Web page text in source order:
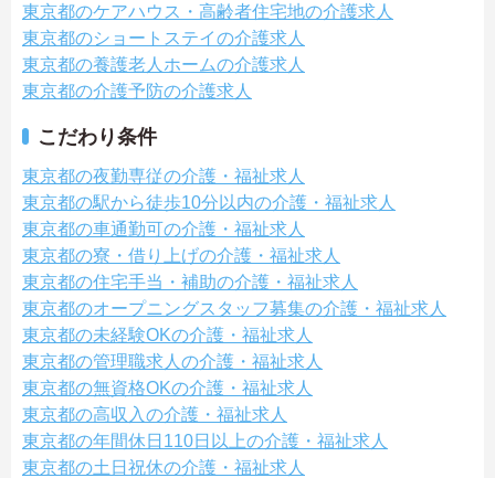
東京都のケアハウス・高齢者住宅地の介護求人
東京都のショートステイの介護求人
東京都の養護老人ホームの介護求人
東京都の介護予防の介護求人
こだわり条件
東京都の夜勤専従の介護・福祉求人
東京都の駅から徒歩10分以内の介護・福祉求人
東京都の車通勤可の介護・福祉求人
東京都の寮・借り上げの介護・福祉求人
東京都の住宅手当・補助の介護・福祉求人
東京都のオープニングスタッフ募集の介護・福祉求人
東京都の未経験OKの介護・福祉求人
東京都の管理職求人の介護・福祉求人
東京都の無資格OKの介護・福祉求人
東京都の高収入の介護・福祉求人
東京都の年間休日110日以上の介護・福祉求人
東京都の土日祝休の介護・福祉求人